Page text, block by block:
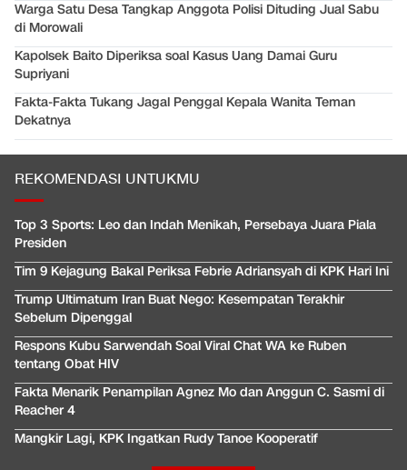
Warga Satu Desa Tangkap Anggota Polisi Dituding Jual Sabu
di Morowali
Kapolsek Baito Diperiksa soal Kasus Uang Damai Guru
Supriyani
Fakta-Fakta Tukang Jagal Penggal Kepala Wanita Teman
Dekatnya
REKOMENDASI UNTUKMU
Top 3 Sports: Leo dan Indah Menikah, Persebaya Juara Piala
Presiden
Tim 9 Kejagung Bakal Periksa Febrie Adriansyah di KPK Hari Ini
Trump Ultimatum Iran Buat Nego: Kesempatan Terakhir
Sebelum Dipenggal
Respons Kubu Sarwendah Soal Viral Chat WA ke Ruben
tentang Obat HIV
Fakta Menarik Penampilan Agnez Mo dan Anggun C. Sasmi di
Reacher 4
Mangkir Lagi, KPK Ingatkan Rudy Tanoe Kooperatif